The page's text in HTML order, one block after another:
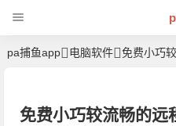
pa捕鱼app 电脑软件 免费小巧
免费小巧较流畅的